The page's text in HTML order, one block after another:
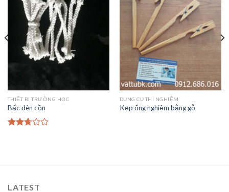
THIẾT BỊ TRƯỜNG HỌC
Bấc đèn cồn
DỤNG CỤ THÍ NGHIỆM
Kẹp ống nghiệm bằng gỗ
LATEST